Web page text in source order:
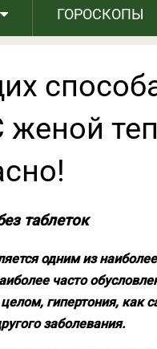
ГОРОСКОПЫ
таблеток
одним из
часто
гипертония, как
заболевания.